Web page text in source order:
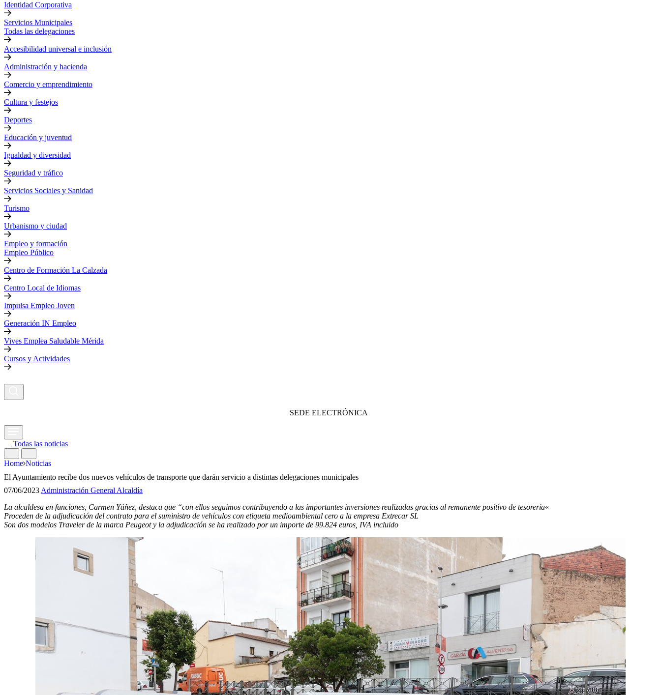
Identidad Corporativa
Servicios Municipales
Todas las delegaciones
Accesibilidad universal e inclusión
Administración y hacienda
Comercio y emprendimiento
Cultura y festejos
Deportes
Educación y juventud
Igualdad y diversidad
Seguridad y tráfico
Servicios Sociales y Sanidad
Turismo
Urbanismo y ciudad
Empleo y formación
Empleo Público
Centro de Formación La Calzada
Centro Local de Idiomas
Impulsa Empleo Joven
Generación IN Empleo
Vives Emplea Saludable Mérida
Cursos y Actividades
SEDE ELECTRÓNICA
Todas las noticias
Home Noticias
El Ayuntamiento recibe dos nuevos vehículos de transporte que darán servicio a distintas delegaciones municipales
07/06/2023Administración GeneralAlcaldía
La alcaldesa en funciones, Carmen Yáñez, destaca que “con ellos seguimos contribuyendo a las importantes inversiones realizadas gracias al remanente positivo de tesorería«
Proceden de la adjudicación del contrato para el suministro de vehículos con etiqueta medioambiental cero a la empresa Extrecar SL
Son dos modelos Traveler de la marca Peugeot y la adjudicación se ha realizado por un importe de 99.824 euros, IVA incluido